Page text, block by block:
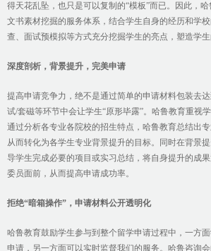
得天花乱坠，也只是可以复制的“模板”而已。因此，
文书素材挖掘的服务体系，结合学生自身的经历和学
查、面试预模拟等方式充分挖掘学生的亮点，塑造学生
深度剖析，背景提升，完美申请
提高申请竞争力，绝不是通过简单的申请材料包装去
试/套磁等环节中会让学生“原形毕露”。哈鲁教育重视
通过分析各专业各院校的招生特点，哈鲁教育总结出
从而转化为各学生专业背景提升的目标。同时在背景
导学生完成必要的项目或实习总结，将自身提升的成
委员面前，从而提高申请成功率。
拒绝“暗箱操作”，申请材料公开透明化
哈鲁教育鼓励学生参与到整个留学申请过程中，一方
申请，另一方面可以实时监督我们的服务。哈鲁咨询